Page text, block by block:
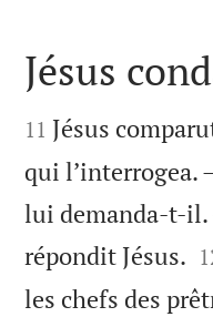

Jésus

11 Jésus
qui l’interrogea.
lui demanda-t-il.
répondit Jésus. 
les chefs des